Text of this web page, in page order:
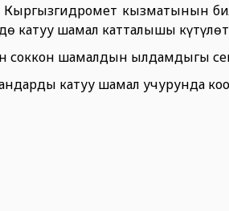
кызматынын
катуу шамал катталышы
соккон шамалдын ылдамдыгы
катуу шамал учурунда